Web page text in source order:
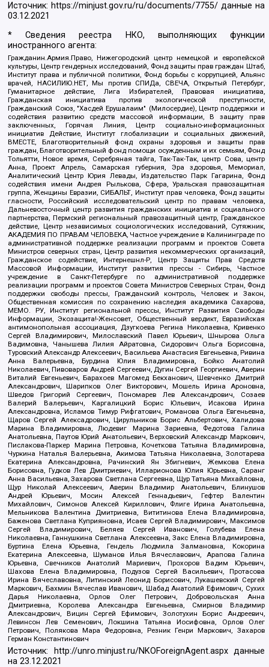
Источник: https://minjust.gov.ru/ru/documents/7755/ данные на
03.12.2021
* Сведения реестра НКО, выполняющих функции
иностранного агента:
Гражданин.Армия.Право, Нижегородский центр немецкой и европейской
культуры, Центр гендерных исследований, Фонд защиты прав граждан Штаб,
Институт права и публичной политики, Фонд борьбы с коррупцией, Альянс
врачей, НАСИЛИЮ.НЕТ, Мы против СПИДа, СВЕЧА, Открытый Петербург,
Гуманитарное действие, Лига Избирателей, Правовая инициатива,
Гражданская инициатива против экологической преступности,
Гражданский Союз, "Хасдей Ерушалаим" (Милосердие), Центр поддержки и
содействия развитию средств массовой информации, В защиту прав
заключенных, Горячая Линия, Центр социально-информационных
инициатив Действие, Институт глобализации и социальных движений,
ВМЕСТЕ, Благотворительный фонд охраны здоровья и защиты прав
граждан, Благотворительный фонд помощи осужденным и их семьям, Фонд
Тольятти, Новое время, Серебряная тайга, Так-Так-Так, центр Сова, центр
Анна, Проект Апрель, Самарская губерния, Эра здоровья, Мемориал,
Аналитический Центр Юрия Левады, Издательство Парк Гагарина, Фонд
содействия имени Андрея Рылькова, Сфера, Уральская правозащитная
группа, Женщины Евразии, СИБАЛЬТ, Институт прав человека, Фонд защиты
гласности, Российский исследовательский центр по правам человека,
Дальневосточный центр развития гражданских инициатив и социального
партнерства, Пермский региональный правозащитный центр, Гражданское
действие, Центр независимых социологических исследований, Сутяжник,
АКАДЕМИЯ ПО ПРАВАМ ЧЕЛОВЕКА, Частное учреждение в Калининграде по
административной поддержке реализации программ и проектов Совета
Министров северных стран, Центр развития некоммерческих организаций,
Гражданское содействие, Интернешнл-Р, Центр Защиты Прав Средств
Массовой Информации, Институт развития прессы - Сибирь, Частное
учреждение в Санкт-Петербурге по административной поддержке
реализации программ и проектов Совета Министров Северных Стран, Фонд
поддержки свободы прессы, Гражданский контроль, Человек и Закон,
Общественная комиссия по сохранению наследия академика Сахарова,
МЕМО. РУ, Институт региональной прессы, Институт Развития Свободы
Информации, Экозащита!-Женсовет, Общественный вердикт, Евразийская
антимонопольная ассоциация, Дзугкоева Регина Николаевна, Кривенко
Сергей Владимирович, Милославский Павел Юрьевич, Шнырова Ольга
Вадимовна, Чанышева Лилия Айратовна, Сидорович Ольга Борисовна,
Туровский Александр Алексеевич, Васильева Анастасия Евгеньевна, Ривина
Анна Валерьевна, Бурдина Юлия Владимировна, Бойко Анатолий
Николаевич, Пивоваров Андрей Сергеевич, Дугин Сергей Георгиевич, Аверин
Виталий Евгеньевич, Барахоев Магомед Бекханович, Шевченко Дмитрий
Александрович, Шарипков Олег Викторович, Мошель Ирина Ароновна,
Шведов Григорий Сергеевич, Пономарев Лев Александрович, Созаев
Валерий Валерьевич, Каргалицкий Борис Юльевич, Исакова Ирина
Александровна, Исламов Тимур Рифгатович, Романова Ольга Евгеньевна,
Щаров Сергей Алексадрович, Цирульников Борис Альбертович, Халидова
Марина Владимировна, Людевиг Марина Зариевна, Федотова Галина
Анатольевна, Паутов Юрий Анатольевич, Верховский Александр Маркович,
Пислакова-Паркер Марина Петровна, Кочеткова Татьяна Владимировна,
Чуркина Наталья Валерьевна, Акимова Татьяна Николаевна, Золотарева
Екатерина Александровна, Рачинский Ян Збигневич, Жемкова Елена
Борисовна, Гудков Лев Дмитриевич, Илларионова Юлия Юрьевна, Саранг
Анна Васильевна, Захарова Светлана Сергеевна, Щур Татьяна Михайловна,
Щур Николай Алексеевич, Аверин Владимир Анатольевич, Блинушов
Андрей Юрьевич, Мосин Алексей Геннадьевич, Гефтер Валентин
Михайлович, Симонов Алексей Кириллович, Флиге Ирина Анатольевна,
Мельникова Валентина Дмитриевна, Вититинова Елена Владимировна,
Баженова Светлана Куприяновна, Исаев Сергей Владимирович, Максимов
Сергей Владимирович, Беляев Сергей Иванович, Голубева Елена
Николаевна, Ганнушкина Светлана Алексеевна, Закс Елена Владимировна,
Буртина Елена Юрьевна, Гендель Людмила Залмановна, Кокорина
Екатерина Алексеевна, Шуманов Илья Вячеславович, Арапова Галина
Юрьевна, Свечников Анатолий Мариевич, Прохоров Вадим Юрьевич,
Шахова Елена Владимировна, Подузов Сергей Васильевич, Протасова
Ирина Вячеславовна, Литинский Леонид Борисович, Лукашевский Сергей
Маркович, Бахмин Вячеслав Иванович, Шабад Анатолий Ефимович, Сухих
Дарья Николаевна, Орлов Олег Петрович, Добровольская Анна
Дмитриевна, Королева Александра Евгеньевна, Смирнов Владимир
Александрович, Вицин Сергей Ефимович, Золотухин Борис Андреевич,
Левинсон Лев Семенович, Локшина Татьяна Иосифовна, Орлов Олег
Петрович, Полякова Мара Федоровна, Резник Генри Маркович, Захаров
Герман Константинович
Источник: http://unro.minjust.ru/NKOForeignAgent.aspxданные
на23.12.2021